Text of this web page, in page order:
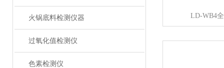
火锅底料检测仪器
过氧化值检测仪
色素检测仪
LD-WB4